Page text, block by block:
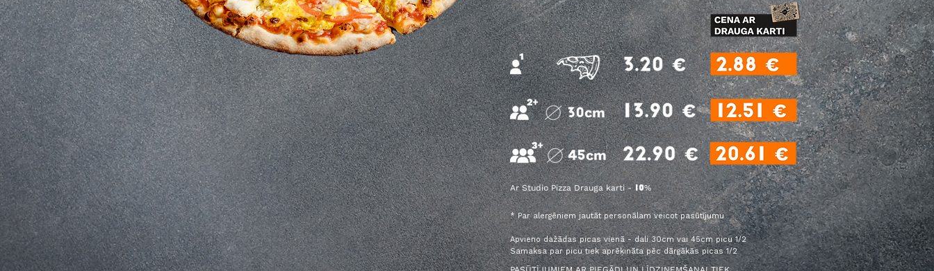
Ar Studio Pizza Drauga karti - 10%
* Par alergēniem jautāt personālam veicot pasūtījumu
Apvieno dažādas picas vienā - dali 30cm vai 45cm picu 1/2
Samaksa par picu tiek aprēķināta pēc dārgākās picas 1/2